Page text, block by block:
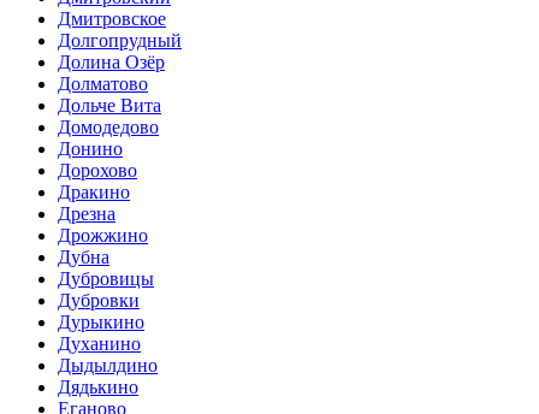
Дмитровское
Долгопрудный
Долина Озёр
Долматово
Дольче Вита
Домодедово
Донино
Дорохово
Дракино
Дрезна
Дрожжино
Дубна
Дубровицы
Дубровки
Дурыкино
Духанино
Дыдылдино
Дядькино
Еганово